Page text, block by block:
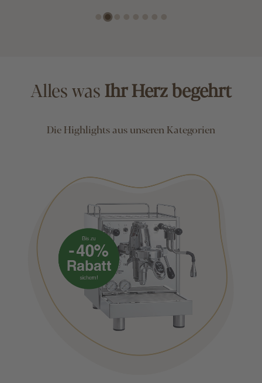
Alles wasIhr Herz begehrt
Die Highlights aus unseren Kategorien